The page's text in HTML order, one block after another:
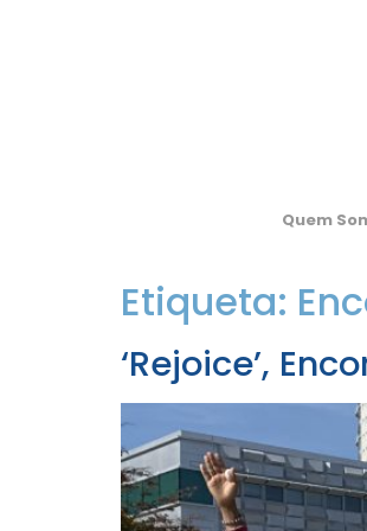
Quem
Etiqueta:
‘Rejoice’,